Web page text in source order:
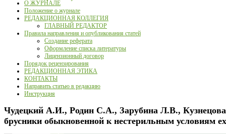
О ЖУРНАЛЕ
Положение о журнале
РЕДАКЦИОННАЯ КОЛЛЕГИЯ
ГЛАВНЫЙ РЕДАКТОР
Правила направления и опубликования статей
Создание реферата
Оформление списка литературы
Лицензионный договор
Порядок рецензирования
РЕДАКЦИОННАЯ ЭТИКА
КОНТАКТЫ
Направить статью в редакцию
Инструкция
Чудецкий А.И., Родин С.А., Зарубина Л.В.,
брусники обыкновенной к нестерильным условиям